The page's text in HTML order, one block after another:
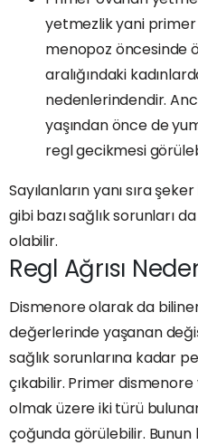
yetmezlik yani
menopoz öncesinde
aralığındaki
nedenlerindendir.
yaşından önce de
regl gecikmesi
Sayılanların yanı sıra
gibi bazı sağlık sorunları
olabilir.
Regl Ağrısı
Dismenore olarak da
değerlerinde yaşanan
sağlık sorunlarına kadar
çıkabilir. Primer
olmak üzere iki türü
çoğunda görülebilir. Bunun